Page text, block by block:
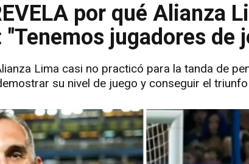
por qué Alianza
jugadores de
Lima casi no practicó para la tanda de
su nivel de juego y conseguir el